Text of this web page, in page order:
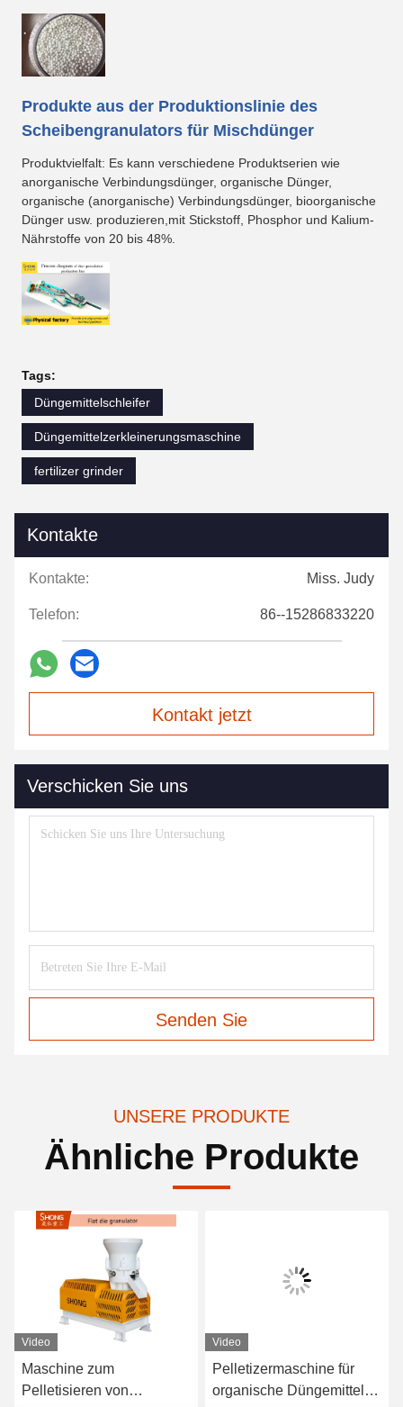
Produkte aus der Produktionslinie des
Scheibengranulators für Mischdünger
Produktvielfalt: Es kann verschiedene Produktserien wie
anorganische Verbindungsdünger, organische Dünger,
organische (anorganische) Verbindungsdünger, bioorganische
Dünger usw. produzieren,mit Stickstoff, Phosphor und Kalium-
Nährstoffe von 20 bis 48%.
Tags:
Düngemittelschleifer
Düngemittelzerkleinerungsmaschine
fertilizer grinder
Kontakte
Kontakte: Miss. Judy
Telefon: 86--15286833220
Kontakt jetzt
Verschicken Sie uns
Senden Sie
UNSERE PRODUKTE
Ähnliche Produkte
Video
Maschine zum
Pelletisieren von
Video
Pelletizermaschine für
organische Düngemittel